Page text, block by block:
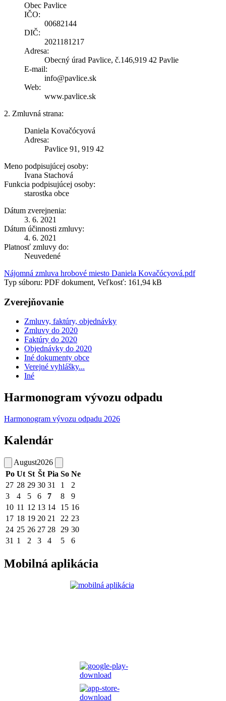
Obec Pavlice
IČO:
00682144
DIČ:
2021181217
Adresa:
Obecný úrad Pavlice, č.146,919 42 Pavlie
E-mail:
info@pavlice.sk
Web:
www.pavlice.sk
2. Zmluvná strana:
Daniela Kovačócyová
Adresa:
Pavlice 91, 919 42
Meno podpisujúcej osoby:
Ivana Stachová
Funkcia podpisujúcej osoby:
starostka obce
Dátum zverejnenia:
3. 6. 2021
Dátum účinnosti zmluvy:
4. 6. 2021
Platnosť zmluvy do:
Neuvedené
Nájomná zmluva hrobové miesto Daniela Kovačócyová.pdf
Typ súboru: PDF dokument, Veľkosť: 161,94 kB
Zverejňovanie
Zmluvy, faktúry, objednávky
Zmluvy do 2020
Faktúry do 2020
Objednávky do 2020
Iné dokumenty obce
Verejné vyhlášky...
Iné
Harmonogram vývozu odpadu
Harmonogram vývozu odpadu 2026
Kalendár
August2026
Po Ut St Št Pia So Ne
27 28 29 30 31 1
2
3
4 5 6 7 8
9
10 11 12 13 14 15 16
17 18 19 20 21 22 23
24 25 26 27 28 29 30
31 1 2 3 4 5 6
Mobilná aplikácia